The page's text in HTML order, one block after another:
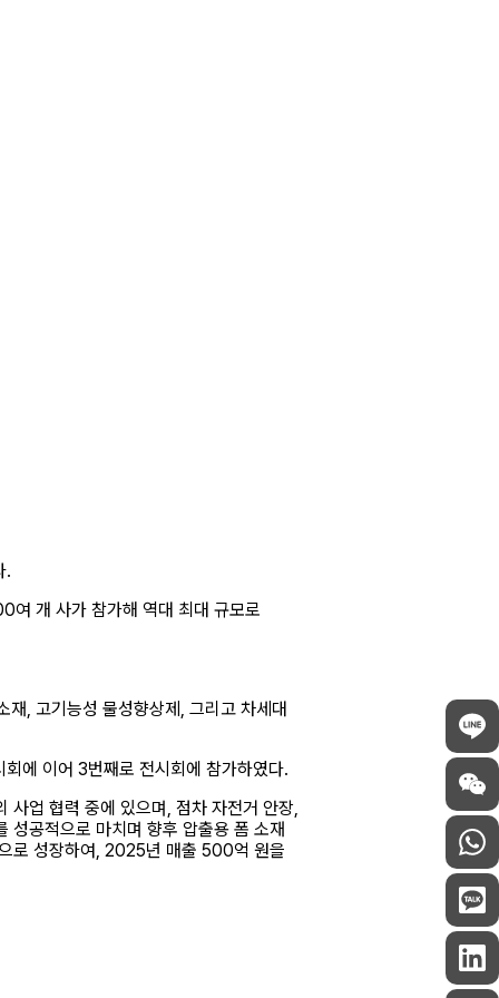
.
여 개 사가 참가해 역대 최대 규모로
, 고기능성 물성향상제, 그리고 차세대
에 이어 3번째로 전시회에 참가하였다.
사업 협력 중에 있으며, 점차 자전거 안장,
공적으로 마치며 향후 압출용 폼 소재
로 성장하여, 2025년 매출 500억 원을